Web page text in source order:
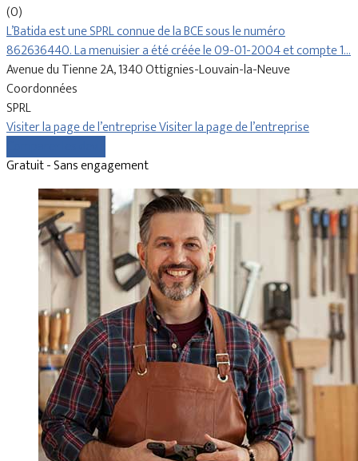
(0)
L’Batida est une SPRL connue de la BCE sous le numéro
862636440. La menuisier a été créée le 09-01-2004 et compte 1…
Avenue du Tienne 2A, 1340 Ottignies-Louvain-la-Neuve
Coordonnées
SPRL
Visiter la page de l’entrepriseVisiter la page de l’entreprise
Gratuit - Sans engagement